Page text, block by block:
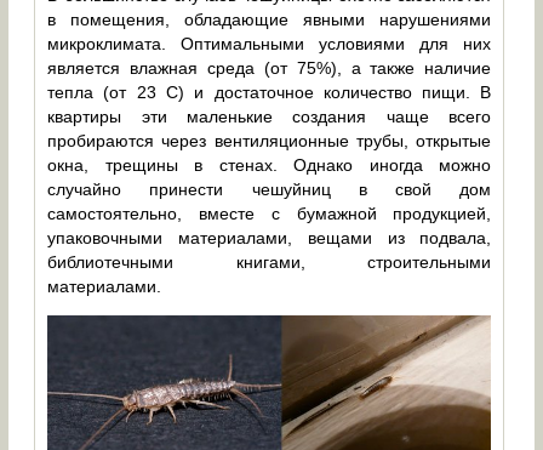
в помещения, обладающие явными нарушениями
микроклимата. Оптимальными условиями для них
является влажная среда (от 75%), а также наличие
тепла (от 23 С) и достаточное количество пищи. В
квартиры эти маленькие создания чаще всего
пробираются через вентиляционные трубы, открытые
окна, трещины в стенах. Однако иногда можно
случайно принести чешуйниц в свой дом
самостоятельно, вместе с бумажной продукцией,
упаковочными материалами, вещами из подвала,
библиотечными книгами, строительными
материалами.